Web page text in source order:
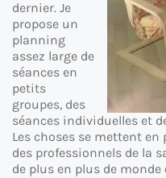
dernier. Je
propose un
planning
assez large de
séances en
petits
groupes, des
séances individuelles et
Les choses se mettent
des professionnels de la
de plus en plus de